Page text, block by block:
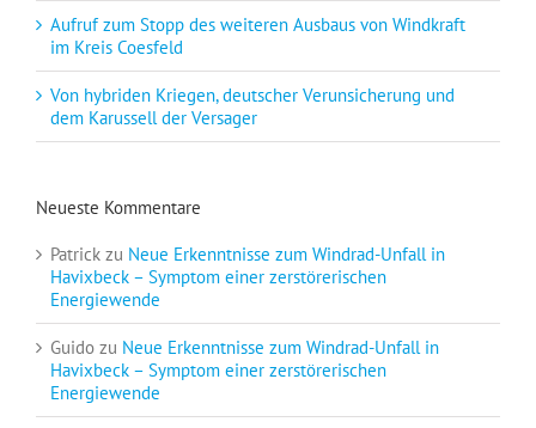
Aufruf zum Stopp des weiteren Ausbaus von Windkraft
im Kreis Coesfeld
Von hybriden Kriegen, deutscher Verunsicherung und
dem Karussell der Versager
Neueste Kommentare
Patrick zu Neue Erkenntnisse zum Windrad-Unfall in
Havixbeck – Symptom einer zerstörerischen
Energiewende
Guido zu Neue Erkenntnisse zum Windrad-Unfall in
Havixbeck – Symptom einer zerstörerischen
Energiewende